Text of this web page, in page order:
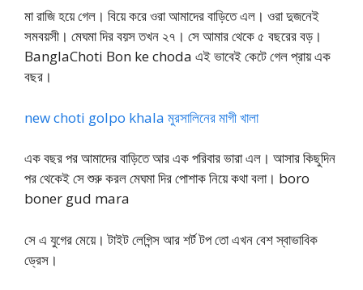
মা রাজি হয়ে গেল। বিয়ে করে ওরা আমাদের বাড়িতে এল। ওরা দুজনেই
সমবয়সী। মেঘমা দির বয়স তখন ২৭। সে আমার থেকে ৫ বছরের বড়।
BanglaChoti Bon ke choda এই ভাবেই কেটে গেল প্রায় এক
বছর।
new choti golpo khala মুরসালিনের মাগী খালা
এক বছর পর আমাদের বাড়িতে আর এক পরিবার ভারা এল। আসার কিছুদিন
পর থেকেই সে শুরু করল মেঘমা দির পোশাক নিয়ে কথা বলা। boro
boner gud mara
সে এ যুগের মেয়ে। টাইট লেগিন্স আর শর্ট টপ তো এখন বেশ স্বাভাবিক
ড্রেস।